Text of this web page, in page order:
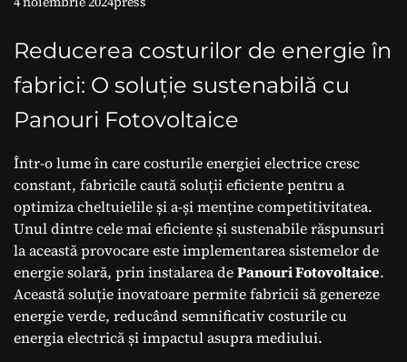
costurile
Reducerea costurilor de energie în
fabrici: O soluție sustenabilă cu
Panouri Fotovoltaice
Într-o lume în care costurile energiei electrice cresc
constant, fabricile caută soluții eficiente pentru a
optimiza cheltuielile și a-și menține competitivitatea.
Unul dintre cele mai eficiente și sustenabile răspunsuri
la această provocare este implementarea sistemelor de
energie solară, prin instalarea dePanouri Fotovoltaice.
Această soluție inovatoare permite fabricii să genereze
energie verde, reducând semnificativ costurile cu
energia electrică și impactul asupra mediului.